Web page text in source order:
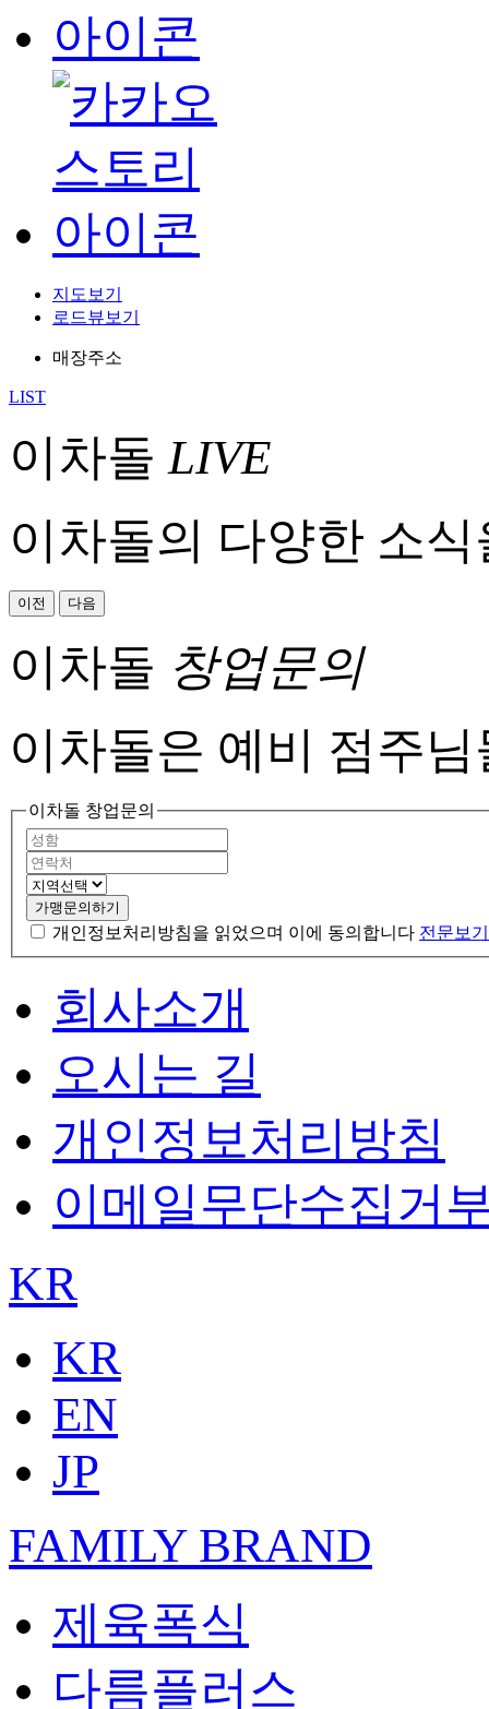
지도보기
로드뷰보기
매장주소
LIST
이차돌 LIVE
이차돌의 다양한 소
이전 다음
이차돌 창업문의
이차돌은 예비 점주
이차돌 창업문의
가맹문의하기
개인정보처리방침을 읽었으며 이에 동의합니다 전문보기
회사소개
오시는 길
개인정보처리방침
이메일무단수집거
KR
KR
EN
JP
FAMILY BRAND
제육폭식
다름플러스